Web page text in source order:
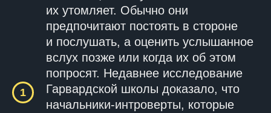
их утомляет. Обычно они
предпочитают постоять в стороне
и послушать, а оценить услышанное
вслух позже или когда их об этом
попросят. Недавнее исследование
Гарвардской школы доказало, что
начальники-интроверты, которые